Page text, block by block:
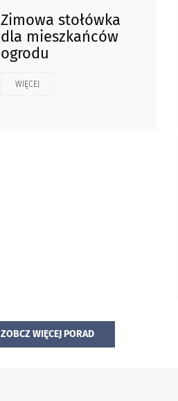
Zimowa stołówka
dla mieszkańców
ogrodu
WIĘCEJ
ZOBCZ WIĘCEJ PORAD